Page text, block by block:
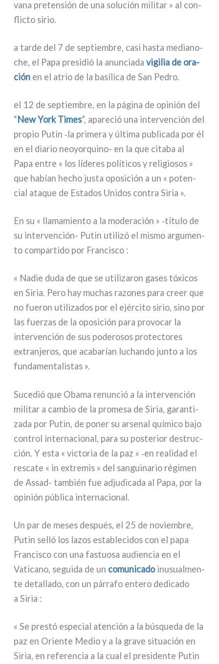
vana pre­ten­sión de una solu­ción mili­tar » al con­
flic­to sirio.
a tar­de del 7 de sep­tiem­bre, casi hasta media­no­
che, el Papa pre­si­dió la anun­cia­davigi­lia de ora­
ción en el atrio de la basí­li­ca de San Pedro.
el 12 de sep­tiem­bre, en la pági­na de opi­nión del
“New York Times”, apa­re­ció una inter­ven­ción del
pro­pio Putin ‑la pri­me­ra y últi­ma publi­ca­da por él
en el dia­rio neoyorquino- en la que cita­ba al
Papa entre « los líde­res polí­ti­cos y reli­gio­sos »
que habían hecho justa opo­si­ción a un « poten­
cial ata­que de Estados Unidos con­tra Siria ».
En su « lla­ma­mien­to a la mode­ra­ción » ‑títu­lo de
su intervención- Putin uti­li­zó el mismo argu­men­
to com­par­ti­do por Francisco :
« Nadie duda de que se uti­li­za­ron gases tóxi­cos
en Siria. Pero hay muchas razo­nes para creer que
no fue­ron uti­li­za­dos por el ejér­ci­to sirio, sino por
las fuer­zas de la opo­si­ción para pro­vo­car la
inter­ven­ción de sus pode­ro­sos pro­tec­to­res
extra­n­je­ros, que aca­ba­rían luchan­do jun­to a los
fun­da­men­ta­li­stas ».
Sucedió que Obama renun­ció a la inter­ven­ción
mili­tar a cam­bio de la pro­me­sa de Siria, garan­ti­
za­da por Putin, de poner su arse­nal quí­mi­co bajo
con­trol inter­na­cio­nal, para su poste­rior destruc­
ción. Y esta « vic­to­ria de la paz » ‑en rea­li­dad el
resca­te « in extre­mis » del san­gui­na­rio régi­men
de Assad- tam­bién fue adju­di­ca­da al Papa, por la
opi­nión públi­ca inter­na­cio­nal.
Un par de meses después, el 25 de noviem­bre,
Putin sel­ló los lazos esta­ble­ci­dos con el papa
Francisco con una fastuo­sa audien­cia en el
Vaticano, segui­da de un comu­ni­ca­doinu­sual­men­
te detal­la­do, con un pár­ra­fo ente­ro dedi­ca­do
a Siria :
« Se pre­stó espe­cial aten­ción a la búsque­da de la
paz en Oriente Medio y a la gra­ve situa­ción en
Siria, en refe­ren­cia a la cual el pre­si­den­te Putin